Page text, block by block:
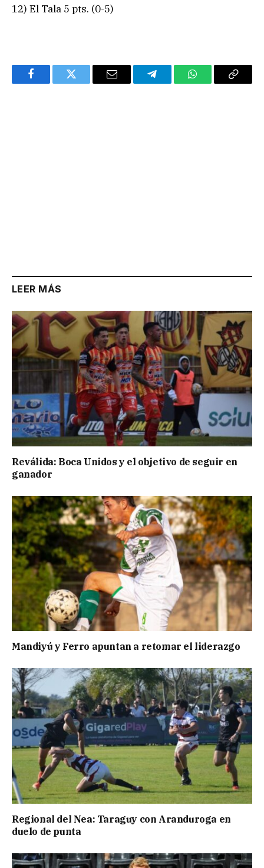
12) El Tala 5 pts. (0-5)
FacebookTwitter Email TelegramWhatsAppCopy
LEER MÁS
Reválida: Boca Unidos y el objetivo de seguir en
ganador
Mandiyú y Ferro apuntan a retomar el liderazgo
Regional del Nea: Taraguy con Aranduroga en
duelo de punta